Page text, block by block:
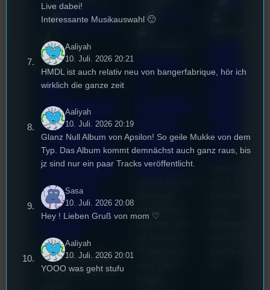
Festivals
Interview , Kultur ,
Sao-Mai Sol
Nguyen
44.
Stummfil
mwoche
2026: Ein
Interview
mit der
Festivalle
Die
Stummfilmwoche in
Regensburg ist das
Regen
sburg
Erste
ngturni
er
Live dabei!
Interessante Musikauswahl 🙂
Aaliyah
10. Juli. 2026 20:21
HMDL ist auch relativ neu von bangerfabrique, hör ich
wirklich die ganze zeit
Aaliyah
10. Juli. 2026 20:19
Glanz Null Album von Apsilon! So geile Mukke von dem
Typ. Das Album kommt demnächst auch ganz raus, bis
jz sind nur ein paar Tracks veröffentlicht.
Sasa
10. Juli. 2026 20:08
Hey ! Lieben Gruß von mom ♡
Aaliyah
10. Juli. 2026 20:01
YOOO was geht stufu